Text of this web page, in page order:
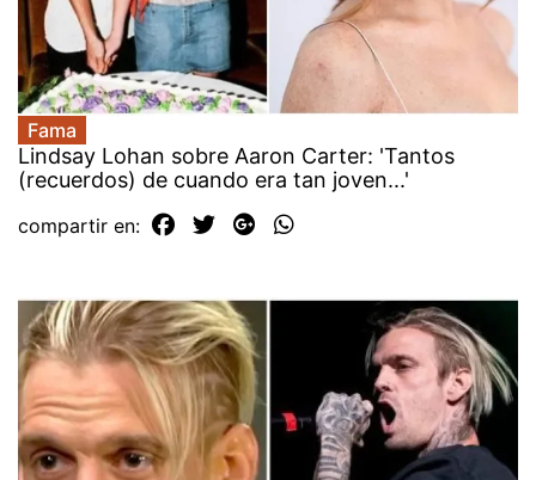
Fama
Lindsay Lohan sobre Aaron Carter: 'Tantos
(recuerdos) de cuando era tan joven...'
compartir en: